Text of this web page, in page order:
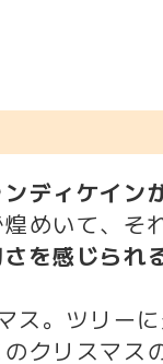
ディケイン
めいて、そ
を感じられ
ス。ツリー
クリスマス